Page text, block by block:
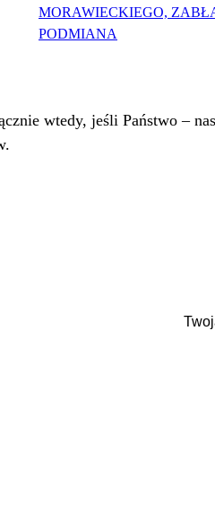
MORAWIECKIEGO,
PODMIANA
wtedy, jeśli Państwo –